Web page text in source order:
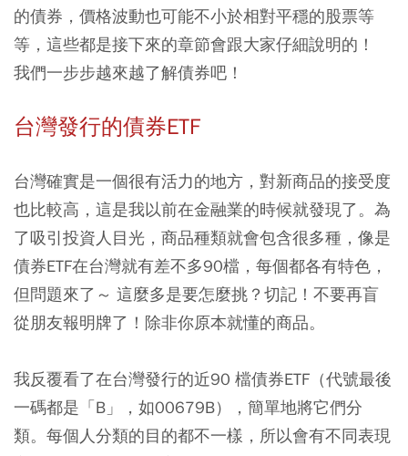
的債券，價格波動也可能不小於相對平穩的股票等
等，這些都是接下來的章節會跟大家仔細說明的！
我們一步步越來越了解債券吧！
台灣發行的債券ETF
台灣確實是一個很有活力的地方，對新商品的接受度
也比較高，這是我以前在金融業的時候就發現了。為
了吸引投資人目光，商品種類就會包含很多種，像是
債券ETF在台灣就有差不多90檔，每個都各有特色，
但問題來了～ 這麼多是要怎麼挑？切記！不要再盲
從朋友報明牌了！除非你原本就懂的商品。
我反覆看了在台灣發行的近90 檔債券ETF（代號最後
一碼都是「B」，如00679B），簡單地將它們分
類。每個人分類的目的都不一樣，所以會有不同表現